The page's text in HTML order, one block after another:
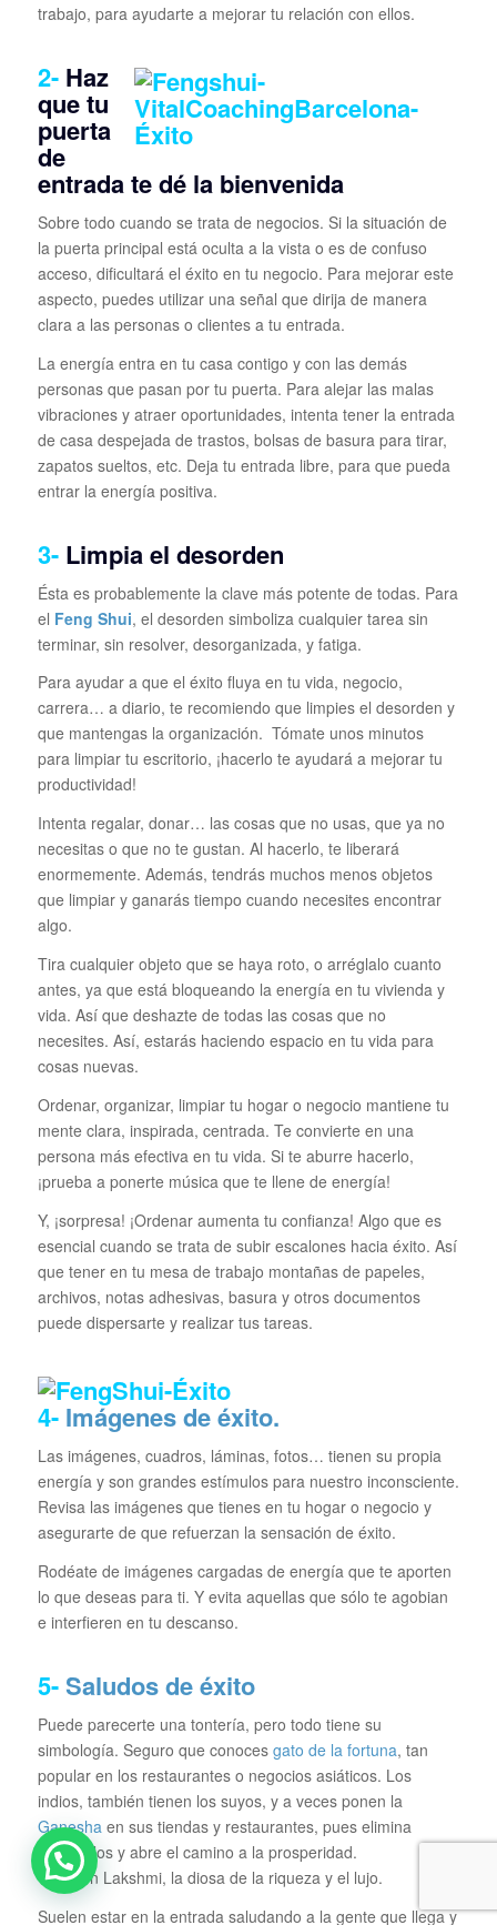
trabajo, para ayudarte a mejorar tu relación con ellos.
2- Haz
que tu
puerta
de
entrada te dé la bienvenida
Sobre todo cuando se trata de negocios. Si la situación de
la puerta principal está oculta a la vista o es de confuso
acceso, dificultará el éxito en tu negocio. Para mejorar este
aspecto, puedes utilizar una señal que dirija de manera
clara a las personas o clientes a tu entrada.
La energía entra en tu casa contigo y con las demás
personas que pasan por tu puerta. Para alejar las malas
vibraciones y atraer oportunidades, intenta tener la entrada
de casa despejada de trastos, bolsas de basura para tirar,
zapatos sueltos, etc. Deja tu entrada libre, para que pueda
entrar la energía positiva.
3- Limpia el desorden
Ésta es probablemente la clave más potente de todas. Para
el Feng Shui, el desorden simboliza cualquier tarea sin
terminar, sin resolver, desorganizada, y fatiga.
Para ayudar a que el éxito fluya en tu vida, negocio,
carrera… a diario, te recomiendo que limpies el desorden y
que mantengas la organización. Tómate unos minutos
para limpiar tu escritorio, ¡hacerlo te ayudará a mejorar tu
productividad!
Intenta regalar, donar… las cosas que no usas, que ya no
necesitas o que no te gustan. Al hacerlo, te liberará
enormemente. Además, tendrás muchos menos objetos
que limpiar y ganarás tiempo cuando necesites encontrar
algo.
Tira cualquier objeto que se haya roto, o arréglalo cuanto
antes, ya que está bloqueando la energía en tu vivienda y
vida. Así que deshazte de todas las cosas que no
necesites. Así, estarás haciendo espacio en tu vida para
cosas nuevas.
Ordenar, organizar, limpiar tu hogar o negocio mantiene tu
mente clara, inspirada, centrada. Te convierte en una
persona más efectiva en tu vida. Si te aburre hacerlo,
¡prueba a ponerte música que te llene de energía!
Y, ¡sorpresa! ¡Ordenar aumenta tu confianza! Algo que es
esencial cuando se trata de subir escalones hacia éxito. Así
que tener en tu mesa de trabajo montañas de papeles,
archivos, notas adhesivas, basura y otros documentos
puede dispersarte y realizar tus tareas.
4-Imágenes de éxito.
Las imágenes, cuadros, láminas, fotos… tienen su propia
energía y son grandes estímulos para nuestro inconsciente.
Revisa las imágenes que tienes en tu hogar o negocio y
asegurarte de que refuerzan la sensación de éxito.
Rodéate de imágenes cargadas de energía que te aporten
lo que deseas para ti. Y evita aquellas que sólo te agobian
e interfieren en tu descanso.
5-Saludos de éxito
Puede parecerte una tontería, pero todo tiene su
simbología. Seguro que conoces gato de la fortuna, tan
popular en los restaurantes o negocios asiáticos. Los
indios, también tienen los suyos, y a veces ponen la
Ganesha en sus tiendas y restaurantes, pues elimina
obstáculos y abre el camino a la prosperidad.
También Lakshmi, la diosa de la riqueza y el lujo.
Suelen estar en la entrada saludando a la gente que llega y